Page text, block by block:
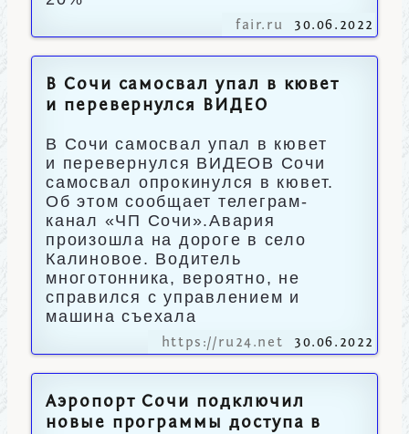
fair.ru 30.06.2022
В Сочи самосвал упал в кювет
и перевернулся ВИДЕО
В Сочи самосвал упал в кювет
и перевернулся ВИДЕОВ Сочи
самосвал опрокинулся в кювет.
Об этом сообщает телеграм-
канал «ЧП Сочи».Авария
произошла на дороге в село
Калиновое. Водитель
многотонника, вероятно, не
справился с управлением и
машина съехала
https://ru24.net 30.06.2022
Аэропорт Сочи подключил
новые программы доступа в